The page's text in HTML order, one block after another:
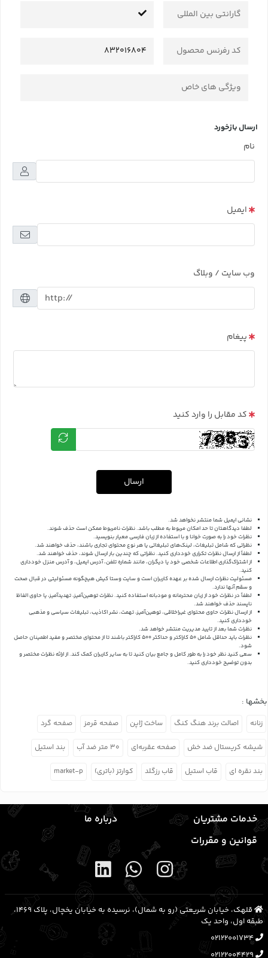
گارانتی بین المللی
کد رفرنس محصول 832016804
ویژگی های خاص
ارسال بازخورد
نام
ایمیل
وب سایت / وبلاگ
پیغام
کد مقابل را وارد کنید
ارسال
نشانی ایمیل شما منتشر نخواهد شد.
لطفا دیدگاهتان تا حد امکان مربوط به مطلب باشد. نظرات نامربوط ممکن است حذف شوند.
نظرات خود را به صورت خوانا و با استفاده از زبان فارسی معیار بنویسید.
نظراتی که شامل تبلیغات، لینک‌های تبلیغاتی یا هر نوع محتوای تجاری باشند، حذف خواهند شد.
لطفاً از ارسال نظرات تکراری خودداری کنید. نظراتی که چندین بار ارسال شوند، حذف خواهند شد.
از اشتراک‌گذاری اطلاعات شخصی خود یا دیگران، مانند شماره تلفن، آدرس ایمیل، و آدرس منزل خودداری
کنید.
مسئولیت نظرات ارسال شده بر عهده کاربران است و سایت وستا کیش هیچگونه مسئولیتی در قبال صحت
و سقم آنها ندارد.
لطفاً در نظرات خود از زبان محترمانه و مودبانه استفاده کنید. نظرات توهین‌آمیز، تهدیدآمیز، یا حاوی الفاظ
ناپسند حذف خواهند شد.
از ارسال نظرات حاوی محتوای غیراخلاقی، توهین‌آمیز، تهمت، نشر اکاذیب، تبلیغات سیاسی و مذهبی
خودداری کنید.
نظرات شما بعد از تایید مدیریت منتشر خواهد شد.
نظرات باید حداقل شامل 50 کاراکتر و حداکثر 500 کاراکتر باشند تا از محتوای مختصر و مفید اطمینان حاصل
شود.
سعی کنید نظر خود را به طور کامل و جامع بیان کنید تا به سایر کاربران کمک کند.از ارائه نظرات مختصر و
بدون توضیح خودداری کنید.
بخشها :
زنانه اصالت برند هنگ کنگ ساخت ژاپن صفحه قرمز صفحه گرد
شیشه کریستال ضد خش صفحه عقربه‌ای ۳۰ متر ضد آب بند استیل
بند نقره ای قاب استیل قاب رزگلد کوارتز (باتری) market-p
خدمات مشتریان
درباره ما
قوانین و مقررات
قلهک، خیابان شریعتی (رو به شمال)، نرسیده به خیابان یخچال، پلاک ۱۴۶۹،
طبقه اول، واحد یک
02122001734
02122004429